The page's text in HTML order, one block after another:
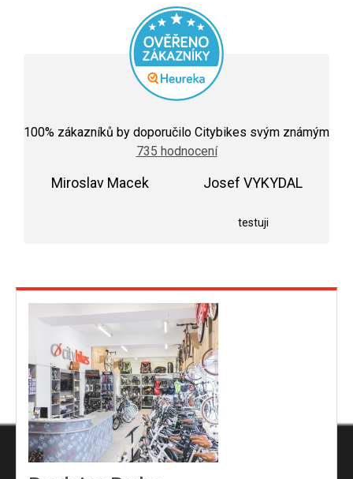
hodnocení
obchodu
je
100% zákazníků by doporučilo Citybikes svým známým
735 hodnocení
Miroslav Macek Josef VYKYDAL
testuji